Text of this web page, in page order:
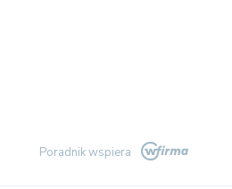
Poradnik wspiera